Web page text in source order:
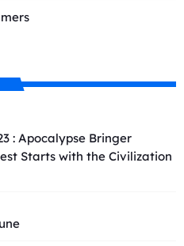
: Apocalypse Bringer
Starts with the Civilization